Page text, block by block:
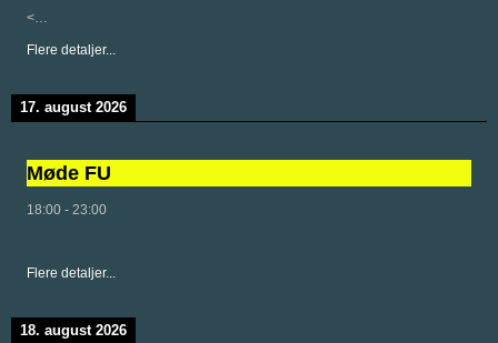
<…
Flere detaljer...
17. august 2026
Møde FU
18:00 - 23:00
Flere detaljer...
18. august 2026